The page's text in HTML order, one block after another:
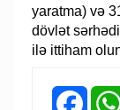
yaratma) və
dövlət
ilə ittiham